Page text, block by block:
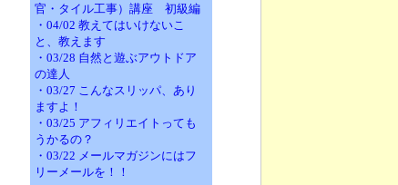
官・タイル工事）講座 初級編
・04/02 教えてはいけないこ
と、教えます
・03/28 自然と遊ぶアウトドア
の達人
・03/27 こんなスリッパ、あり
ますよ！
・03/25 アフィリエイトっても
うかるの？
・03/22 メールマガジンにはフ
リーメールを！！